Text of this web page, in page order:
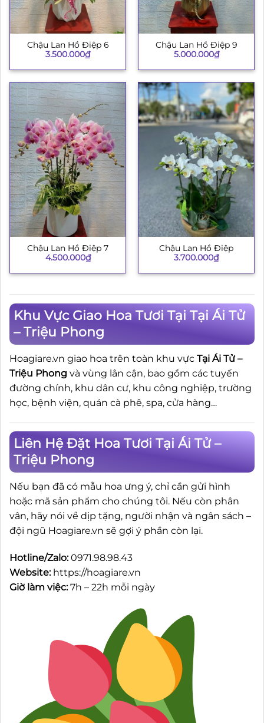
Chậu Lan Hồ Điệp 6
3.500.000₫
Chậu Lan Hồ Điệp 9
5.000.000₫
Chậu Lan Hồ Điệp 7
4.500.000₫
Chậu Lan Hồ Điệp
3.700.000₫
Khu Vực Giao Hoa Tươi Tại Tại Ái Tử
– Triệu Phong
Hoagiare.vn giao hoa trên toàn khu vực Tại Ái Tử –
Triệu Phong và vùng lân cận, bao gồm các tuyến
đường chính, khu dân cư, khu công nghiệp, trường
học, bệnh viện, quán cà phê, spa, cửa hàng…
Liên Hệ Đặt Hoa Tươi Tại Ái Tử –
Triệu Phong
Nếu bạn đã có mẫu hoa ưng ý, chỉ cần gửi hình
hoặc mã sản phẩm cho chúng tôi. Nếu còn phân
vân, hãy nói về dịp tặng, người nhận và ngân sách –
đội ngũ Hoagiare.vn sẽ gợi ý phần còn lại.
Hotline/Zalo:0971.98.98.43
Website: https://hoagiare.vn
Giờ làm việc:7h – 22h mỗi ngày